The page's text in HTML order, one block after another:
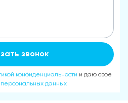
звонок
конфиденциальности и даю свое
данных